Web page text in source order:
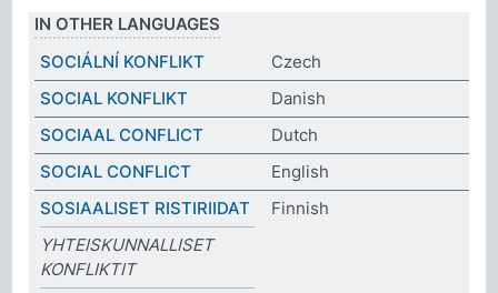
IN OTHER LANGUAGES
SOCIÁLNÍ KONFLIKT
Czech
SOCIAL KONFLIKT
Danish
SOCIAAL CONFLICT
Dutch
SOCIAL CONFLICT
English
SOSIAALISET RISTIRIIDAT
Finnish
YHTEISKUNNALLISET
KONFLIKTIT